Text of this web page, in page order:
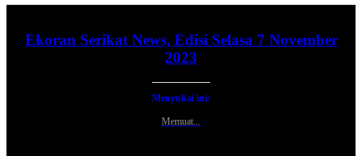
Ekoran Serikat News, Edisi Selasa 7 November
2023
Menyukai ini:
Memuat...